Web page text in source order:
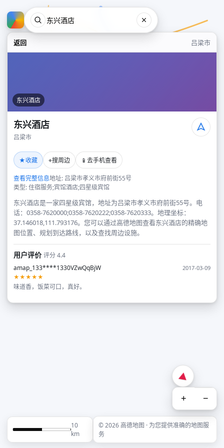
返回 吕梁市
东兴酒店
东兴酒店
吕梁市
★收藏 ⌖搜周边 📱 去手机查看
查看完整信息地址: 吕梁市孝义市府前街55号
类型: 住宿服务;宾馆酒店;四星级宾馆
东兴酒店是一家四星级宾馆，地址为吕梁市孝义市府前街55号。电
话：0358-7620000;0358-7620222;0358-7620333。地理坐标：
37.146018,111.793176。您可以通过高德地图查看东兴酒店的精确地
图位置、规划到达路线，以及查找周边设施。
用户评价评分 4.4
amap_133****1330VZwQqBjW
2017-03-09
★★★★★
味道香，饭菜可口，真好。
+ −
10
km
© 2026 高德地图 · 为您提供准确的地图服
务